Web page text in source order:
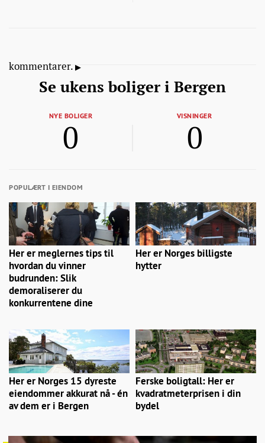
kommentarer.
Se ukens boliger i Bergen
NYE BOLIGER
0
VISNINGER
0
POPULÆRT I EIENDOM
Her er meglernes tips til
hvordan du vinner
budrunden: Slik
demoraliserer du
konkurrentene dine
Her er Norges billigste
hytter
Her er Norges 15 dyreste
eiendommer akkurat nå - én
av dem er i Bergen
Ferske boligtall: Her er
kvadratmeterprisen i din
bydel